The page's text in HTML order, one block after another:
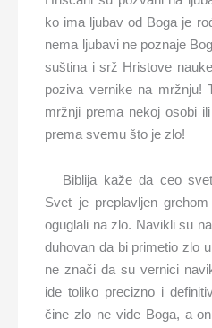
ko ima ljubav od Boga je
nema ljubavi ne poznaje
suština i srž Hristove
poziva vernike na mržnju!
mržnji prema nekoj osobi
prema svemu što je zlo!
Biblija kaže da ceo
Svet je preplavljen
oguglali na zlo. Navikli su
duhovan da bi primetio zlo
ne znači da su vernici
ide toliko precizno i
čine zlo ne vide Boga, a